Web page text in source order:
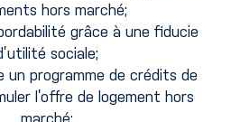
hors marché;
grâce à une fiducie
sociale;
un programme de crédits de
l’offre de logement hors
marché;